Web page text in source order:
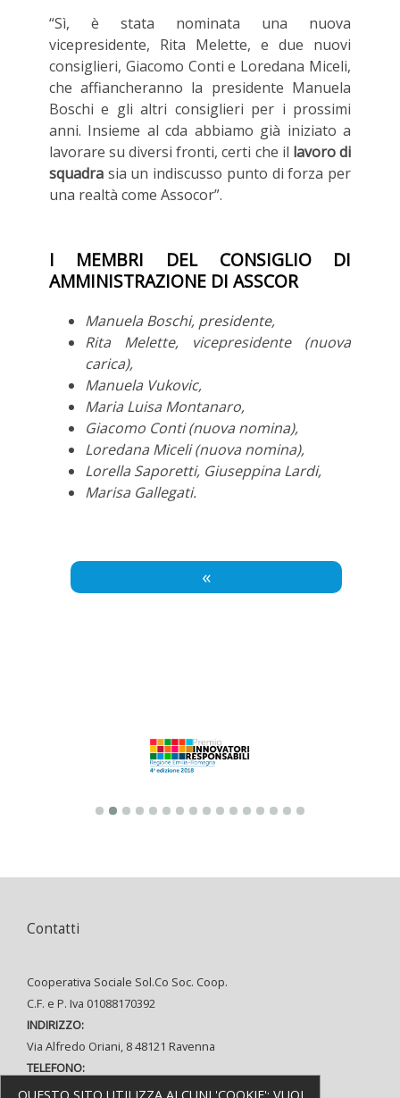
QUESTO SITO UTILIZZA ALCUNI 'COOKIE': VUOI
“Sì, è stata nominata una nuova
vicepresidente, Rita Melette, e due nuovi
consiglieri, Giacomo Conti e Loredana Miceli,
che affiancheranno la presidente Manuela
Boschi e gli altri consiglieri per i prossimi
anni. Insieme al cda abbiamo già iniziato a
lavorare su diversi fronti, certi che il lavoro di
squadra sia un indiscusso punto di forza per
una realtà come Assocor”.
I MEMBRI DEL CONSIGLIO DI
AMMINISTRAZIONE DI ASSCOR
Manuela Boschi, presidente,
Rita Melette, vicepresidente (nuova
carica),
Manuela Vukovic,
Maria Luisa Montanaro,
Giacomo Conti (nuova nomina),
Loredana Miceli (nuova nomina),
Lorella Saporetti, Giuseppina Lardi,
Marisa Gallegati.
«
Contatti
Cooperativa Sociale Sol.Co Soc. Coop.
C.F. e P. Iva 01088170392
INDIRIZZO:
Via Alfredo Oriani, 8 48121 Ravenna
TELEFONO:
(+39) 0544 37080